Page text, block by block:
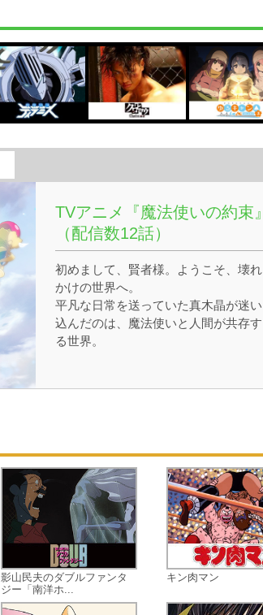
TVアニメ『魔法使いの約束』
（配信数12話）
初めまして、賢者様。ようこそ、壊れ
かけの世界へ。
平凡な日常を送っていた真木晶が迷い
込んだのは、魔法使いと人間が共存す
る世界。
の架け橋となるために。
自分の心に従い魔法を使う魔法使いた
ちに、寄り添い、心を繋ぐ努力をする
晶。
美しく恐ろしい壊れかけの世界で、魔
法使いたちとの忘れがたい不思議な
日々が始まる。
影山民夫のダブルファンタ
ジー「南洋ホ...
キン肉マン